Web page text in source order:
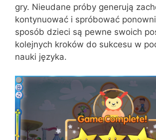
gry. Nieudane próby generują
kontynuować i spróbować
sposób dzieci są pewne swoich
kolejnych kroków do sukcesu w
nauki języka.